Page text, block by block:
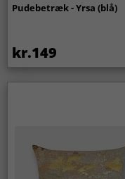
Pudebetræk - Yrsa (blå)
kr.149